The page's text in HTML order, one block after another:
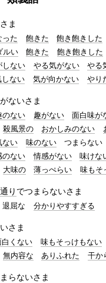
ま
った 飽きた 飽き飽きした
ルい 飽きた 飽き飽きした
しない やる気がない やる
しない 気が向かない やり
がないさま
のない 趣がない 面白味が
殺風景の おかしみのない
ない 味のない つまらない
のない 情感がない 味けな
大味の 薄っぺらい 味もそ
り でつまらないさま
退屈な 分かりやすすぎる
さま
白くない 味もそっけもない
無内容な ありふれた 干か
らないさま